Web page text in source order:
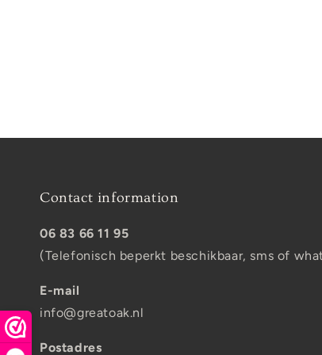
n
Contact information
06 83 66 11 95
(Telefonisch beperkt beschikbaar, sms of
E-mail
info@greatoak.nl
Postadres